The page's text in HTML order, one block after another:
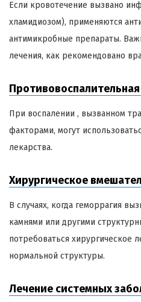
Если кровотечение вызвано
хламидиозом), применяются
антимикробные препараты.
лечения, как рекомендовано
При воспалении , вызванном
факторами, могут
лекарства.
Хирургическое
В случаях, когда геморрагия
камнями или другими
потребоваться хирургическое
нормальной структуры.
Лечение системных